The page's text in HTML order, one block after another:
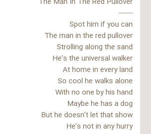
——
Spot him if you can
The man in the red pullover
Strolling along the sand
He’s the universal walker
At home in every land
So cool he walks alone
With no one by his hand
Maybe he has a dog
But he doesn’t let that show
He’s not in any hurry